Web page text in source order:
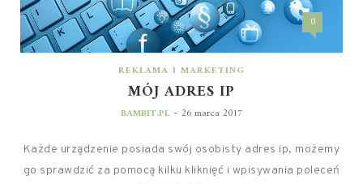
0
REKLAMA I MARKETING
MÓJ ADRES IP
BAMBIT.PL - 26 marca 2017
Każde urządzenie posiada swój osobisty adres ip, możemy
go sprawdzić za pomocą kilku kliknięć i wpisywania poleceń